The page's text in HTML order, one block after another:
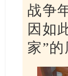
战争
因如
家”的